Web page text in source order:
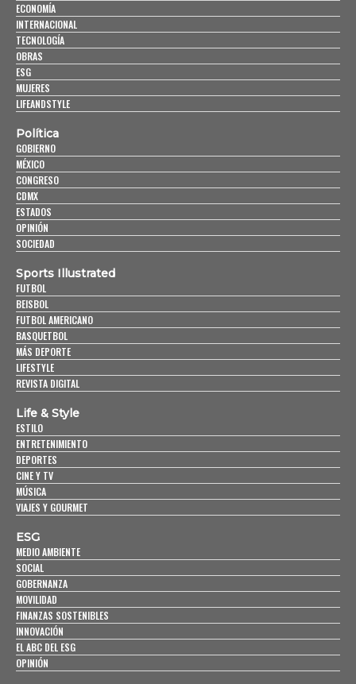
ECONOMÍA
INTERNACIONAL
TECNOLOGÍA
OBRAS
ESG
MUJERES
LIFEANDSTYLE
Política
GOBIERNO
MÉXICO
CONGRESO
CDMX
ESTADOS
OPINIÓN
SOCIEDAD
Sports Illustrated
FUTBOL
BEISBOL
FUTBOL AMERICANO
BASQUETBOL
MÁS DEPORTE
LIFESTYLE
REVISTA DIGITAL
Life & Style
ESTILO
ENTRETENIMIENTO
DEPORTES
CINE Y TV
MÚSICA
VIAJES Y GOURMET
ESG
MEDIO AMBIENTE
SOCIAL
GOBERNANZA
MOVILIDAD
FINANZAS SOSTENIBLES
INNOVACIÓN
EL ABC DEL ESG
OPINIÓN